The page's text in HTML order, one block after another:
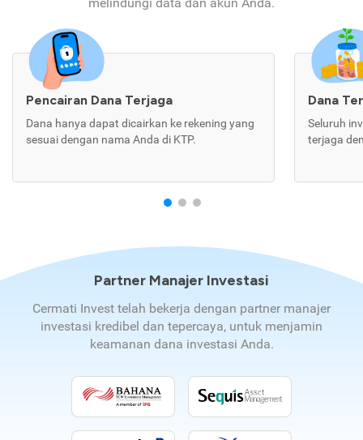
Pencairan Dana Terjaga
Dana hanya dapat dicairkan ke rekening yang
sesuai dengan nama Anda di KTP.
Dana
Seluruh
terjaga
Partner Manajer Investasi
Cermati Invest telah bekerja dengan partner manajer
investasi kredibel dan tepercaya, untuk menjamin
keamanan dana investasi Anda.